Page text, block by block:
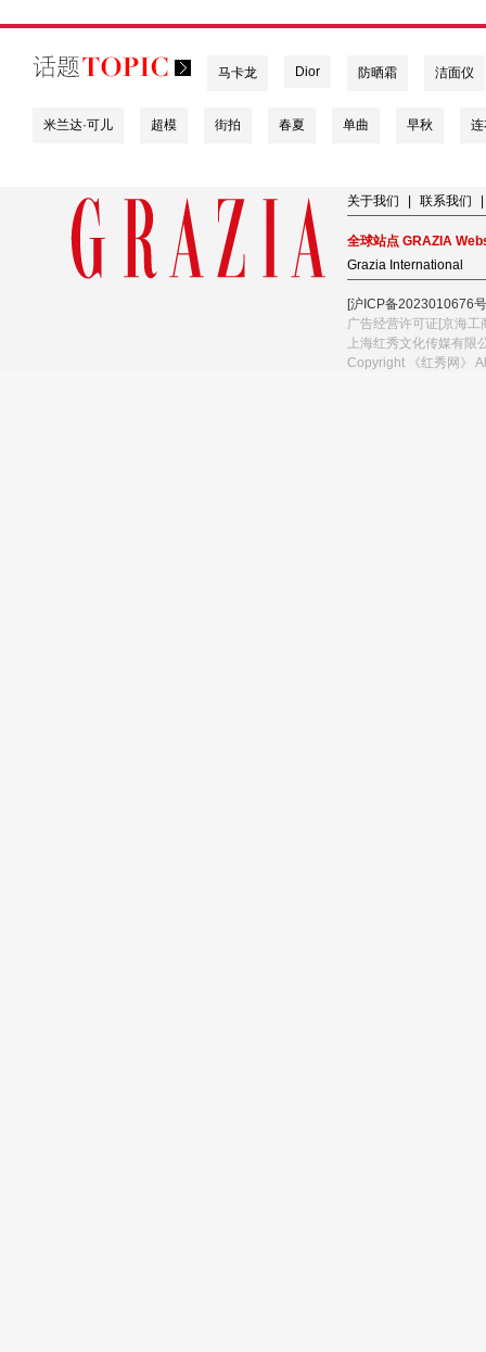
马卡龙 Dior 防晒霜 洁面仪
米兰达·可儿 超模 街拍 春夏 单曲 早秋
关于我们 联系我们
全球站点 GRAZIA
Grazia International
[沪ICP备2023010676
广告经营许可证[京海
上海红秀文化传媒有限
Copyright 《红秀网》